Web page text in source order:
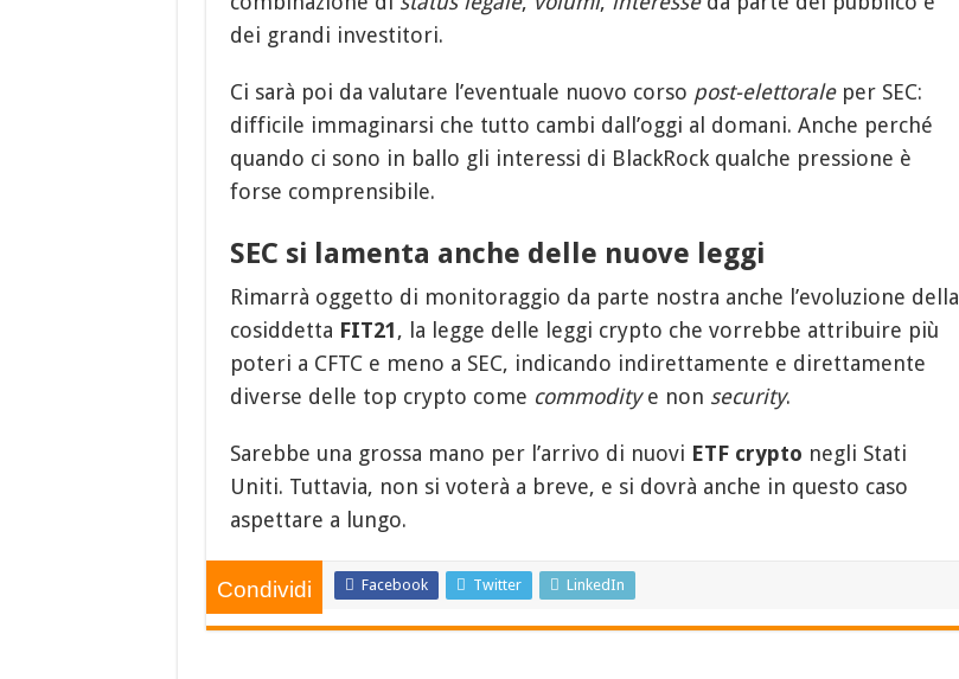
dei grandi investitori.
Ci sarà poi da valutare l’eventuale nuovo corso post-elettoraleper SEC:
difficile immaginarsi che tutto cambi dall’oggi al domani. Anche perché
quando ci sono in ballo gli interessi di BlackRock qualche pressione è
forse comprensibile.
SEC si lamenta anche delle nuove leggi
Rimarrà oggetto di monitoraggio da parte nostra anche l’evoluzione della
cosiddetta FIT21, la legge delle leggi crypto che vorrebbe attribuire più
poteri a CFTC e meno a SEC, indicando indirettamente e direttamente
diverse delle top crypto come commoditye non security.
Sarebbe una grossa mano per l’arrivo di nuovi ETF crypto negli Stati
Uniti. Tuttavia, non si voterà a breve, e si dovrà anche in questo caso
aspettare a lungo.
Condividi Facebook Twitter LinkedIn